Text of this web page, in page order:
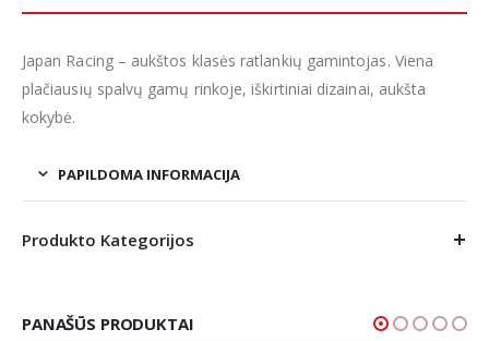
Japan Racing – aukštos klasės ratlankių gamintojas. Viena
plačiausių spalvų gamų rinkoje, iškirtiniai dizainai, aukšta
kokybė.
PAPILDOMA INFORMACIJA
Produkto Kategorijos
PANAŠŪS PRODUKTAI